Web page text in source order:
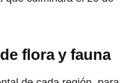
flora y fauna